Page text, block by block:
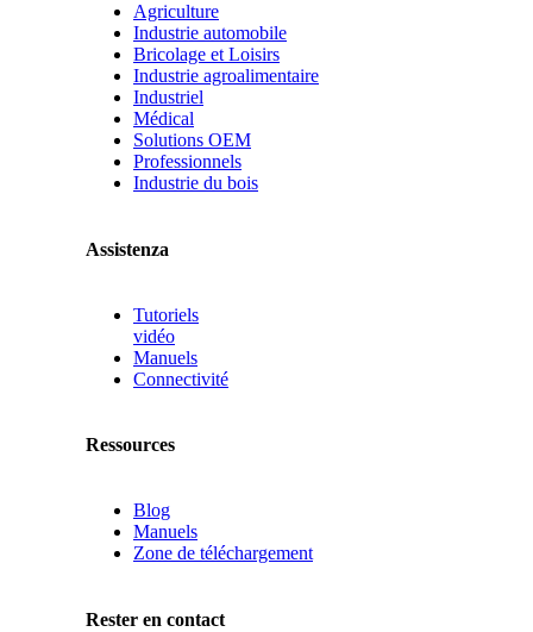
Agriculture
Industrie automobile
Bricolage et Loisirs
Industrie agroalimentaire
Industriel
Médical
Solutions OEM
Professionnels
Industrie du bois
Assistenza
Tutoriels
vidéo
Manuels
Connectivité
Ressources
Blog
Manuels
Zone de téléchargement
Rester en contact